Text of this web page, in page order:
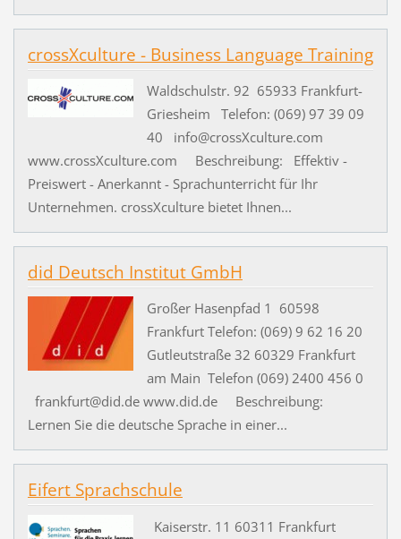
crossXculture - Business Language Training
Waldschulstr. 92 65933 Frankfurt-
Griesheim Telefon: (069) 97 39 09
40 info@crossXculture.com
www.crossXculture.com Beschreibung: Effektiv -
Preiswert - Anerkannt - Sprachunterricht für Ihr
Unternehmen. crossXculture bietet Ihnen...
did Deutsch Institut GmbH
Großer Hasenpfad 1 60598
Frankfurt Telefon: (069) 9 62 16 20
Gutleutstraße 32 60329 Frankfurt
am Main Telefon (069) 2400 456 0
frankfurt@did.de www.did.de Beschreibung:
Lernen Sie die deutsche Sprache in einer...
Eifert Sprachschule
Kaiserstr. 11 60311 Frankfurt